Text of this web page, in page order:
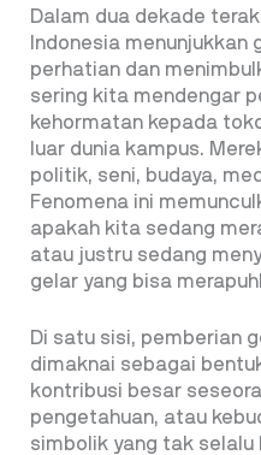
Dalam dua dekade
Indonesia menunjukkan
perhatian dan
sering kita mendengar
kehormatan kepada
luar dunia kampus.
politik, seni, budaya,
Fenomena ini
apakah kita sedang
atau justru sedang
gelar yang bisa
Di satu sisi, pemberian
dimaknai sebagai
kontribusi besar
pengetahuan, atau
simbolik yang tak selalu